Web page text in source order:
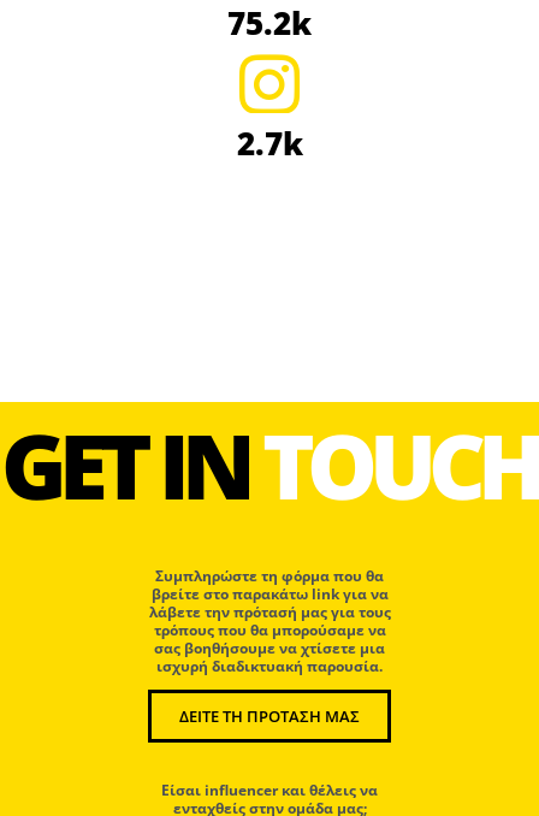
75.2k
2.7k
GET INTOUCH
Συμπληρώστε τη φόρμα που θα
βρείτε στο παρακάτω link για να
λάβετε την πρότασή μας για τους
τρόπους που θα μπορούσαμε να
σας βοηθήσουμε να χτίσετε μια
ισχυρή διαδικτυακή παρουσία.
ΔΕΙΤΕ ΤΗ ΠΡΟΤΑΣΗ ΜΑΣ
Eίσαι influencer και θέλεις να
ενταχθείς στην ομάδα μας;